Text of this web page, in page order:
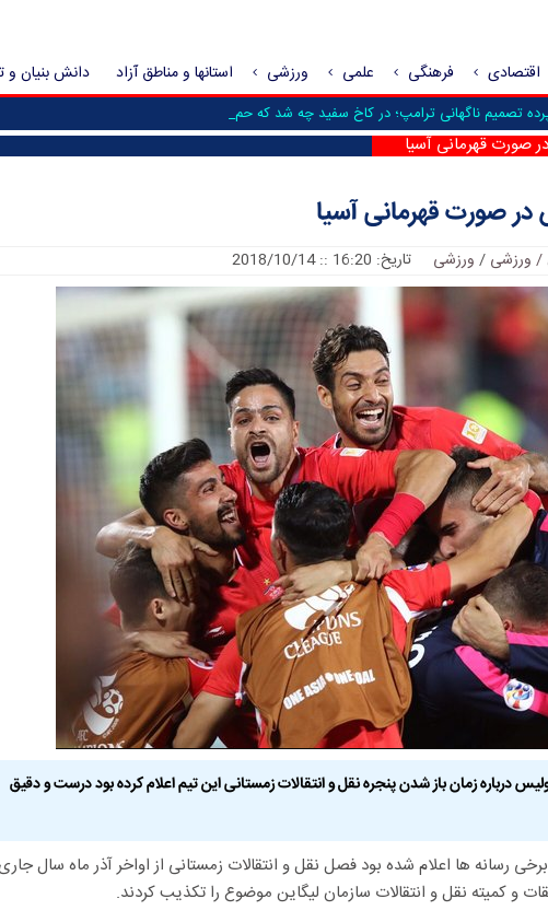
اقتصادی فرهنگی علمی ورزشی استانها و مناطق آزاد دانش بنیان و
تصمیم ناگهانی ترامپ؛ در کاخ سفید چه شد که حمله به ایران _
صورت قهرمانی آسیا
در صورت قهرمانی آسیا
ورزشی / ورزشی تاریخ: 16:20 :: 2018/10/14
درباره زمان باز شدن پنجره نقل و انتقالات زمستانی این تیم اعلام کرده بود درست و دقیق
رسانه ها اعلام شده بود فصل نقل و انتقالات زمستانی از اواخر آذر ماه سال
و کمیته نقل و انتقالات سازمان لیگاین موضوع را تکذیب کردند.